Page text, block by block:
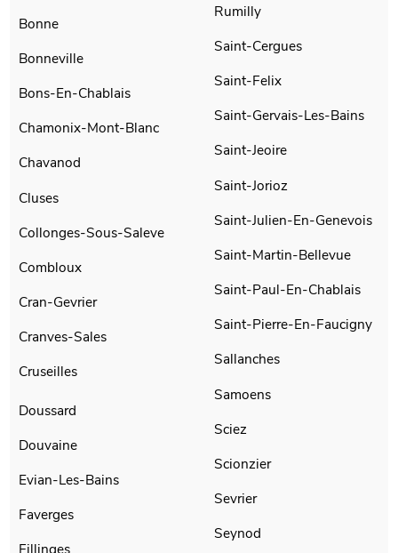
Bonne
Bonneville
Bons-En-Chablais
Chamonix-Mont-Blanc
Chavanod
Cluses
Collonges-Sous-Saleve
Combloux
Cran-Gevrier
Cranves-Sales
Cruseilles
Doussard
Douvaine
Evian-Les-Bains
Faverges
Fillinges
Rumilly
Saint-Cergues
Saint-Felix
Saint-Gervais-Les-Bains
Saint-Jeoire
Saint-Jorioz
Saint-Julien-En-Genevois
Saint-Martin-Bellevue
Saint-Paul-En-Chablais
Saint-Pierre-En-Faucigny
Sallanches
Samoens
Sciez
Scionzier
Sevrier
Seynod